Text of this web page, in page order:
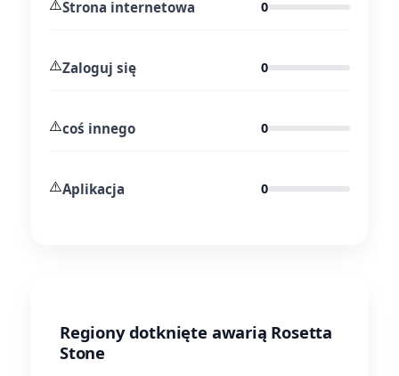
⚠️Strona internetowa 0
⚠️Zaloguj się 0
⚠️coś innego 0
⚠️Aplikacja 0
Regiony dotknięte awarią Rosetta
Stone